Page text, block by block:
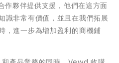
夥伴提供支援，他們在這方面
識非常有價值，並且在我們拓展
，進一步為增加盈利的商機鋪